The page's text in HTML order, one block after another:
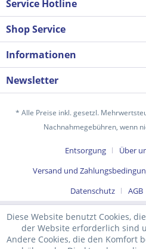
verstanden und stimme zu. *
Mit * gekennzeichnete Felder
Service Hotline
Shop Service
Informationen
Newsletter
* Alle Preise inkl. gesetzl.
Nachnahmegebühren, wenn
Entsorgung Über
Versand und
Datenschutz
AGB
Diese Website benutzt Cookies,
der Website erforderlich sind
Andere Cookies, die den Komfort